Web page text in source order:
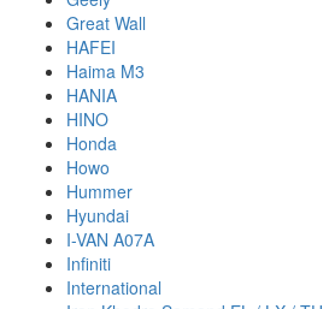
Great Wall
HAFEI
Haima M3
HANIA
HINO
Honda
Howo
Hummer
Hyundai
I-VAN A07A
Infiniti
International